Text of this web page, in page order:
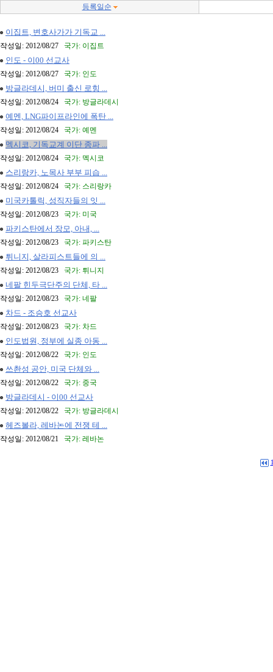
등록일순
이집트, 변호사가가 기독교 ...
작성일: 2012/08/27 국가: 이집트
인도 - 이00 선교사
작성일: 2012/08/27 국가: 인도
방글라데시, 버미 출신 로힝 ...
작성일: 2012/08/24 국가: 방글라데시
예멘, LNG파이프라인에 폭탄 ...
작성일: 2012/08/24 국가: 예멘
멕시코, 기독교계 이단 종파 ...
작성일: 2012/08/24 국가: 멕시코
스리랑카, 노목사 부부 피습 ...
작성일: 2012/08/24 국가: 스리랑카
미국카톨릭, 성직자들의 잇 ...
작성일: 2012/08/23 국가: 미국
파키스탄에서 장모, 아내, ...
작성일: 2012/08/23 국가: 파키스탄
튀니지, 살라피스트들에 의 ...
작성일: 2012/08/23 국가: 튀니지
네팔 힌두극단주의 단체, 타 ...
작성일: 2012/08/23 국가: 네팔
차드 - 조승호 선교사
작성일: 2012/08/23 국가: 차드
인도법원, 정부에 실종 아동 ...
작성일: 2012/08/22 국가: 인도
쓰촨성 공안, 미국 단체와 ...
작성일: 2012/08/22 국가: 중국
방글라데시 - 이00 선교사
작성일: 2012/08/22 국가: 방글라데시
헤즈볼라, 레바논에 전쟁 테 ...
작성일: 2012/08/21 국가: 레바논